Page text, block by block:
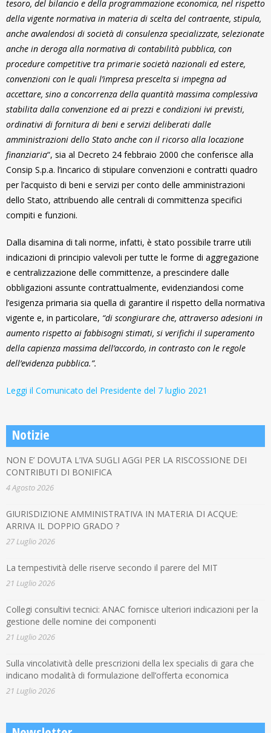
tesoro, del bilancio e della programmazione economica, nel rispetto
della vigente normativa in materia di scelta del contraente, stipula,
anche avvalendosi di società di consulenza specializzate, selezionate
anche in deroga alla normativa di contabilità pubblica, con
procedure competitive tra primarie società nazionali ed estere,
convenzioni con le quali l’impresa prescelta si impegna ad
accettare, sino a concorrenza della quantità massima complessiva
stabilita dalla convenzione ed ai prezzi e condizioni ivi previsti,
ordinativi di fornitura di beni e servizi deliberati dalle
amministrazioni dello Stato anche con il ricorso alla locazione
finanziaria“, sia al Decreto 24 febbraio 2000 che conferisce alla
Consip S.p.a. l’incarico di stipulare convenzioni e contratti quadro
per l’acquisto di beni e servizi per conto delle amministrazioni
dello Stato, attribuendo alle centrali di committenza specifici
compiti e funzioni.
Dalla disamina di tali norme, infatti, è stato possibile trarre utili
indicazioni di principio valevoli per tutte le forme di aggregazione
e centralizzazione delle committenze, a prescindere dalle
obbligazioni assunte contrattualmente, evidenziandosi come
l’esigenza primaria sia quella di garantire il rispetto della normativa
vigente e, in particolare, “di scongiurare che, attraverso adesioni in
aumento rispetto ai fabbisogni stimati, si verifichi il superamento
della capienza massima dell’accordo, in contrasto con le regole
dell’evidenza pubblica.”.
Leggi il Comunicato del Presidente del 7 luglio 2021
Notizie
NON E’ DOVUTA L’IVA SUGLI AGGI PER LA RISCOSSIONE DEI
CONTRIBUTI DI BONIFICA
4 Agosto 2026
GIURISDIZIONE AMMINISTRATIVA IN MATERIA DI ACQUE:
ARRIVA IL DOPPIO GRADO ?
27 Luglio 2026
La tempestività delle riserve secondo il parere del MIT
21 Luglio 2026
Collegi consultivi tecnici: ANAC fornisce ulteriori indicazioni per la
gestione delle nomine dei componenti
21 Luglio 2026
Sulla vincolatività delle prescrizioni della lex specialis di gara che
indicano modalità di formulazione dell’offerta economica
21 Luglio 2026